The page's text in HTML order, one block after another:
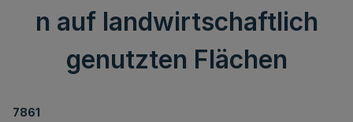
n auf landwirtschaftlich
genutzten Flächen
7861